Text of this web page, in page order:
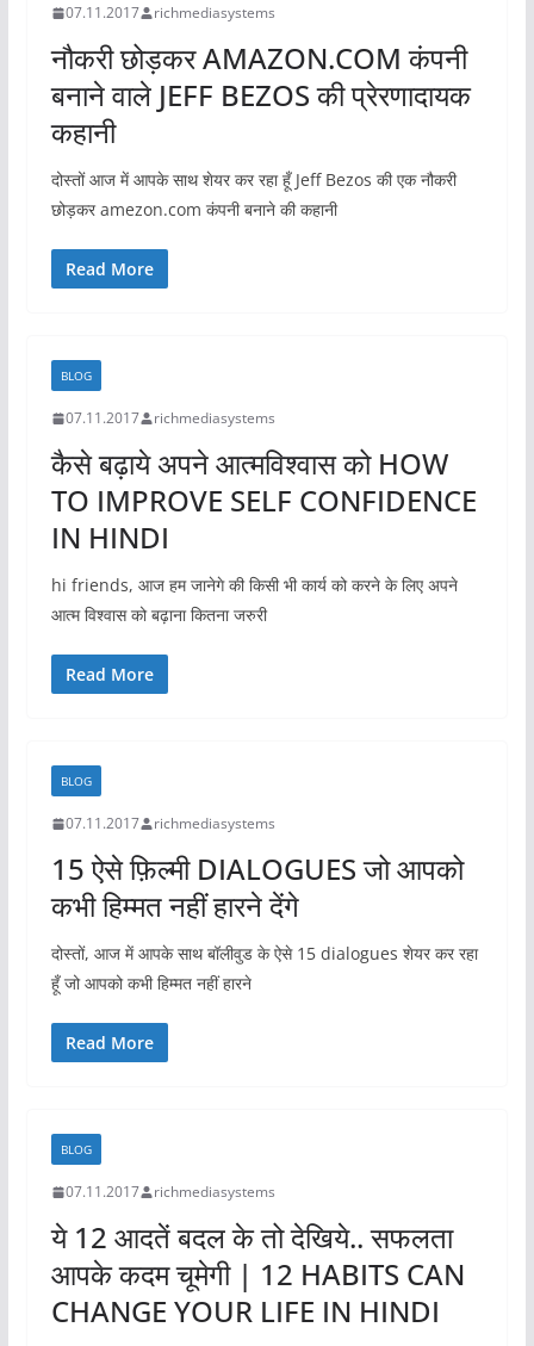
07.11.2017 richmediasystems
नौकरी छोड़कर AMAZON.COM कंपनी
बनाने वाले JEFF BEZOS की प्रेरणादायक
कहानी
दोस्तों आज में आपके साथ शेयर कर रहा हूँ Jeff Bezos की एक नौकरी
छोड़कर amezon.com कंपनी बनाने की कहानी
Read More
BLOG
07.11.2017 richmediasystems
कैसे बढ़ाये अपने आत्मविश्वास को HOW
TO IMPROVE SELF CONFIDENCE
IN HINDI
hi friends, आज हम जानेगे की किसी भी कार्य को करने के लिए अपने
आत्म विश्वास को बढ़ाना कितना जरुरी
Read More
BLOG
07.11.2017 richmediasystems
15 ऐसे फ़िल्मी DIALOGUES जो आपको
कभी हिम्मत नहीं हारने देंगे
दोस्तों, आज में आपके साथ बॉलीवुड के ऐसे 15 dialogues शेयर कर रहा
हूँ जो आपको कभी हिम्मत नहीं हारने
Read More
BLOG
07.11.2017 richmediasystems
ये 12 आदतें बदल के तो देखिये.. सफलता
आपके कदम चूमेगी | 12 HABITS CAN
CHANGE YOUR LIFE IN HINDI